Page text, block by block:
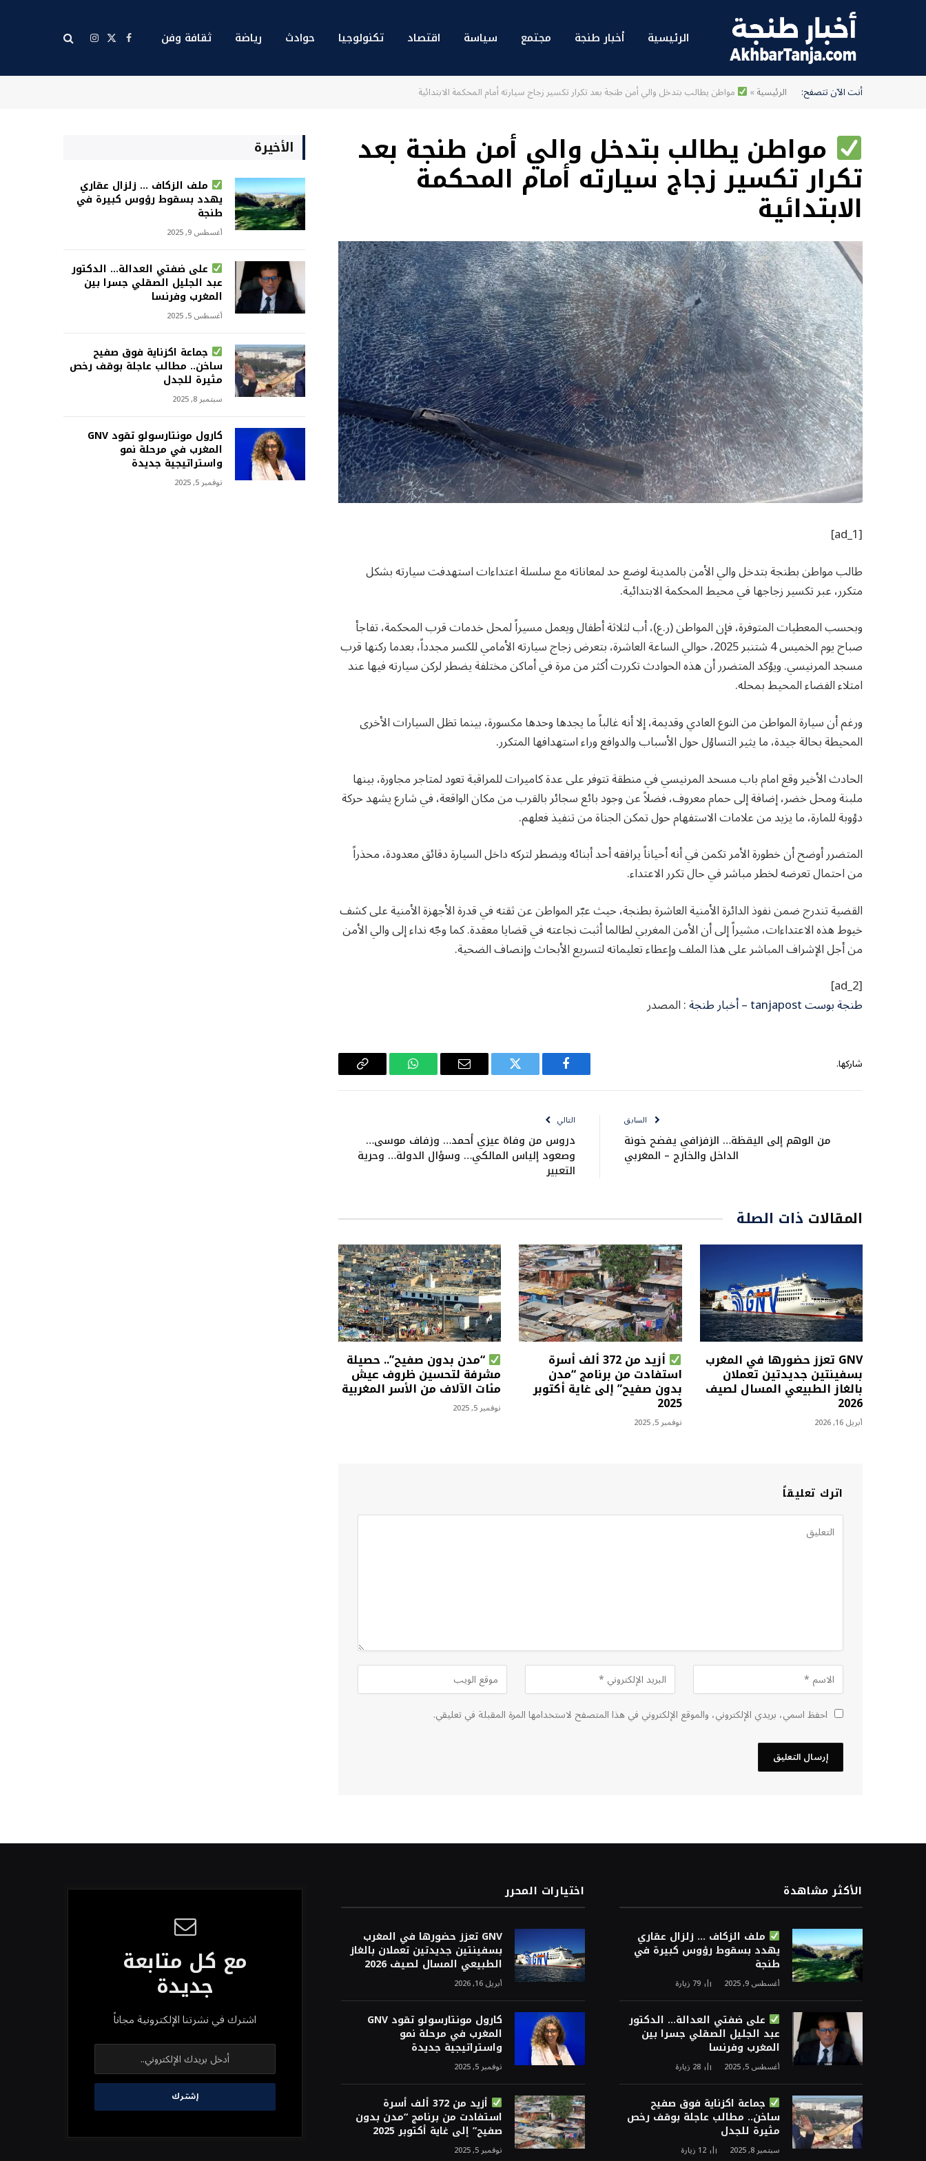
الرئيسية أخبار طنجة مجتمع سياسة اقتصاد تكنولوجيا حوادث رياضة ثقافة وفن فيسبوك
X الانستغرام
أنت الآن تتصفح: الرئيسية» مواطن يطالب بتدخل والي أمن طنجة بعد تكرار تكسير زجاج سيارته أمام المحكمة الابتدائية
مواطن يطالب بتدخل والي أمن طنجة بعد
تكرار تكسير زجاج سيارته أمام المحكمة
الابتدائية
[ad_1]
طالب مواطن بطنجة بتدخل والي الأمن بالمدينة لوضع حد لمعاناته مع سلسلة اعتداءات استهدفت سيارته بشكل
متكرر، عبر تكسير زجاجها في محيط المحكمة الابتدائية.
وبحسب المعطيات المتوفرة، فإن المواطن (ر.ع)، أب لثلاثة أطفال ويعمل مسيراً لمحل خدمات قرب المحكمة، تفاجأ
صباح يوم الخميس 4 شتنبر 2025، حوالي الساعة العاشرة، بتعرض زجاج سيارته الأمامي للكسر مجدداً، بعدما ركنها قرب
مسجد المرنيسي. ويؤكد المتضرر أن هذه الحوادث تكررت أكثر من مرة في أماكن مختلفة يضطر لركن سيارته فيها عند
امتلاء الفضاء المحيط بمحله.
ورغم أن سيارة المواطن من النوع العادي وقديمة، إلا أنه غالباً ما يجدها وحدها مكسورة، بينما تظل السيارات الأخرى
المحيطة بحالة جيدة، ما يثير التساؤل حول الأسباب والدوافع وراء استهدافها المتكرر.
الحادث الأخير وقع امام باب مسحد المرنيسي في منطقة تتوفر على عدة كاميرات للمراقبة تعود لمتاجر مجاورة، بينها
ملبنة ومحل خضر، إضافة إلى حمام معروف، فضلاً عن وجود بائع سجائر بالقرب من مكان الواقعة، في شارع يشهد حركة
دؤوبة للمارة، ما يزيد من علامات الاستفهام حول تمكن الجناة من تنفيذ فعلهم.
المتضرر أوضح أن خطورة الأمر تكمن في أنه أحياناً يرافقه أحد أبنائه ويضطر لتركه داخل السيارة دقائق معدودة، محذراً
من احتمال تعرضه لخطر مباشر في حال تكرر الاعتداء.
القضية تندرج ضمن نفوذ الدائرة الأمنية العاشرة بطنجة، حيث عبّر المواطن عن ثقته في قدرة الأجهزة الأمنية على كشف
خيوط هذه الاعتداءات، مشيراً إلى أن الأمن المغربي لطالما أثبت نجاعته في قضايا معقدة. كما وجّه نداء إلى والي الأمن
من أجل الإشراف المباشر على هذا الملف وإعطاء تعليماته لتسريع الأبحاث وإنصاف الضحية.
[ad_2]
طنجة بوست tanjapost – أخبار طنجة
: المصدر
شاركها.
فيسبوك تويتر
البريد
واتساب
Copy
السابق
من الوهم إلى اليقظة… الزفزافي يفضح خونة
الداخل والخارج – المغربي
التالي
دروس من وفاة عيزي أحمد… وزفاف موسى…
وصعود إلياس المالكي… وسؤال الدولة… وحرية
التعبير
المقالات ذات الصلة
GNV تعزز حضورها في المغرب
بسفينتين جديدتين تعملان
بالغاز الطبيعي المسال لصيف
2026
أبريل 16, 2026
أزيد من 372 ألف أسرة
استفادت من برنامج “مدن
بدون صفيح” إلى غاية أكتوبر
2025
نوفمبر 5, 2025
“مدن بدون صفيح”.. حصيلة
مشرفة لتحسين ظروف عيش
مئات الآلاف من الأسر المغربية
نوفمبر 5, 2025
اترك تعليقاً
احفظ اسمي، بريدي الإلكتروني، والموقع الإلكتروني في هذا المتصفح لاستخدامها المرة المقبلة في تعليقي.
الأخيرة
ملف الزكاف … زلزال عقاري
يهدد بسقوط رؤوس كبيرة في
طنجة
أغسطس 9, 2025
على ضفتي العدالة… الدكتور
عبد الجليل الصقلي جسرا بين
المغرب وفرنسا
أغسطس 5, 2025
جماعة اكزناية فوق صفيح
ساخن.. مطالب عاجلة بوقف رخص
مثيرة للجدل
سبتمبر 8, 2025
كارول مونتارسولو تقود GNV
المغرب في مرحلة نمو
واستراتيجية جديدة
نوفمبر 5, 2025
الأكثر مشاهدة
ملف الزكاف … زلزال عقاري
يهدد بسقوط رؤوس كبيرة في
طنجة
أغسطس 9, 2025 79 زيارة
على ضفتي العدالة… الدكتور
عبد الجليل الصقلي جسرا بين
المغرب وفرنسا
أغسطس 5, 2025 28 زيارة
جماعة اكزناية فوق صفيح
ساخن.. مطالب عاجلة بوقف رخص
مثيرة للجدل
سبتمبر 8, 2025 12 زيارة
اختيارات المحرر
GNV تعزز حضورها في المغرب
بسفينتين جديدتين تعملان بالغاز
الطبيعي المسال لصيف 2026
أبريل 16, 2026
كارول مونتارسولو تقود GNV
المغرب في مرحلة نمو
واستراتيجية جديدة
نوفمبر 5, 2025
أزيد من 372 ألف أسرة
استفادت من برنامج “مدن بدون
صفيح” إلى غاية أكتوبر 2025
نوفمبر 5, 2025
مع كل متابعة
جديدة
اشترك في نشرتنا الإلكترونية مجاناً